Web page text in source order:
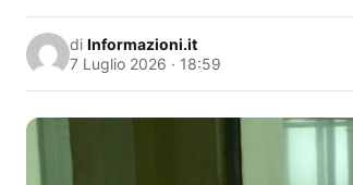
di Informazioni.it
7 Luglio 2026 · 18:59